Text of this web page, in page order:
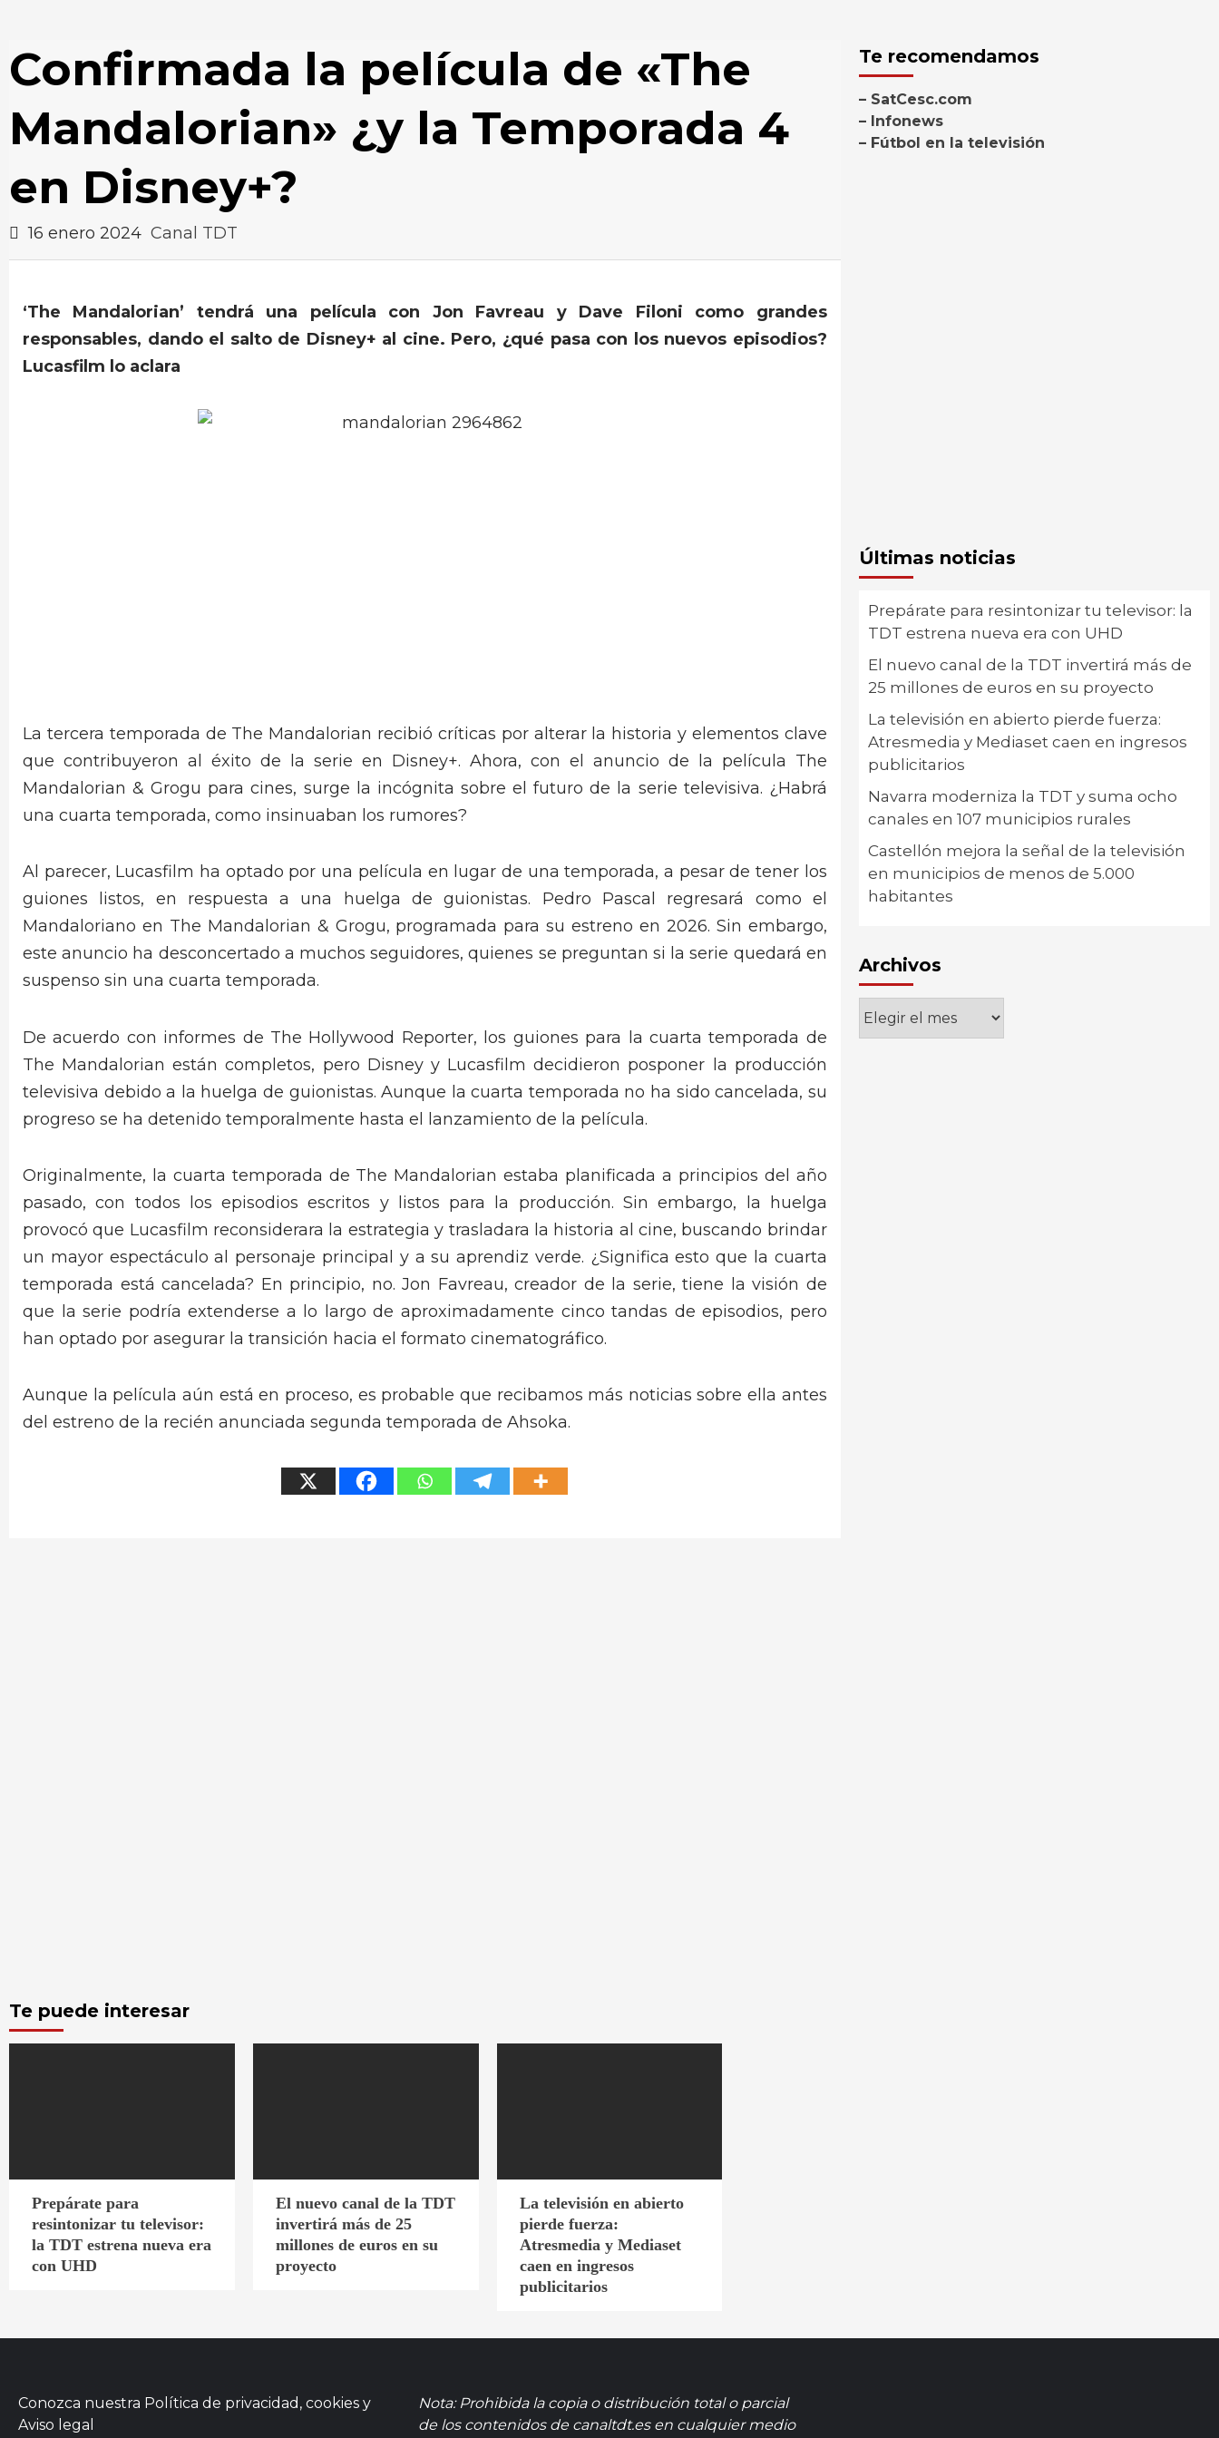
Confirmada la película de «The
Mandalorian» ¿y la Temporada 4
en Disney+?
16 enero 2024 Canal TDT
‘The Mandalorian’ tendrá una película con Jon Favreau y Dave Filoni como grandes
responsables, dando el salto de Disney+ al cine. Pero, ¿qué pasa con los nuevos episodios?
Lucasfilm lo aclara
La tercera temporada de The Mandalorian recibió críticas por alterar la historia y elementos clave
que contribuyeron al éxito de la serie en Disney+. Ahora, con el anuncio de la película The
Mandalorian & Grogu para cines, surge la incógnita sobre el futuro de la serie televisiva. ¿Habrá
una cuarta temporada, como insinuaban los rumores?
Al parecer, Lucasfilm ha optado por una película en lugar de una temporada, a pesar de tener los
guiones listos, en respuesta a una huelga de guionistas. Pedro Pascal regresará como el
Mandaloriano en The Mandalorian & Grogu, programada para su estreno en 2026. Sin embargo,
este anuncio ha desconcertado a muchos seguidores, quienes se preguntan si la serie quedará en
suspenso sin una cuarta temporada.
De acuerdo con informes de The Hollywood Reporter, los guiones para la cuarta temporada de
The Mandalorian están completos, pero Disney y Lucasfilm decidieron posponer la producción
televisiva debido a la huelga de guionistas. Aunque la cuarta temporada no ha sido cancelada, su
progreso se ha detenido temporalmente hasta el lanzamiento de la película.
Originalmente, la cuarta temporada de The Mandalorian estaba planificada a principios del año
pasado, con todos los episodios escritos y listos para la producción. Sin embargo, la huelga
provocó que Lucasfilm reconsiderara la estrategia y trasladara la historia al cine, buscando brindar
un mayor espectáculo al personaje principal y a su aprendiz verde. ¿Significa esto que la cuarta
temporada está cancelada? En principio, no. Jon Favreau, creador de la serie, tiene la visión de
que la serie podría extenderse a lo largo de aproximadamente cinco tandas de episodios, pero
han optado por asegurar la transición hacia el formato cinematográfico.
Aunque la película aún está en proceso, es probable que recibamos más noticias sobre ella antes
del estreno de la recién anunciada segunda temporada de Ahsoka.
Te recomendamos
– SatCesc.com
– Infonews
– Fútbol en la televisión
Últimas noticias
Prepárate para resintonizar tu televisor: la
TDT estrena nueva era con UHD
El nuevo canal de la TDT invertirá más de
25 millones de euros en su proyecto
La televisión en abierto pierde fuerza:
Atresmedia y Mediaset caen en ingresos
publicitarios
Navarra moderniza la TDT y suma ocho
canales en 107 municipios rurales
Castellón mejora la señal de la televisión
en municipios de menos de 5.000
habitantes
Archivos
Archivos
Te puede interesar
Prepárate para
resintonizar tu televisor:
la TDT estrena nueva era
con UHD
El nuevo canal de la TDT
invertirá más de 25
millones de euros en su
proyecto
La televisión en abierto
pierde fuerza:
Atresmedia y Mediaset
caen en ingresos
publicitarios
Conozca nuestra Política de privacidad, cookies y
Aviso legal
Nota: Prohibida la copia o distribución total o parcial
de los contenidos de canaltdt.es en cualquier medio